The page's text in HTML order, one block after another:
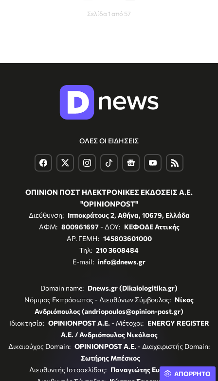
Σελίδα 1 από 57
ΟΛΕΣ ΟΙ ΕΙΔΗΣΕΙΣ
ΟΠΙΝΙΟΝ ΠΟΣΤ ΗΛΕΚΤΡΟΝΙΚΕΣ ΕΚΔΟΣΕΙΣ Α.Ε.
"OPINIONPOST"
Διεύθυνση: Ιπποκράτους 2, Αθήνα, 10679, Ελλάδα
ΑΦΜ: 800961697- ΔΟΥ: ΚΕΦΟΔΕ Αττικής
ΑΡ. ΓΕΜΗ: 145803601000
Τηλ: 210 3608484
E-mail: info@dnews.gr
Domain name: Dnews.gr (Dikaiologitika.gr)
Νόμιμος Εκπρόσωπος - Διευθύνων Σύμβουλος: Νίκος
Ανδριόπουλος (andriopoulos@opinion-post.gr)
Ιδιοκτησία: OPINIONPOST A.E. - Μέτοχοι: ENERGY REGISTER
Α.Ε. / Ανδριόπουλος Νικόλαος
Δικαιούχος Domain: OPINIONPOST A.E. - Διαχειριστής Domain:
Σωτήρης Μπέσκος
Διευθυντής Ιστοσελίδας: Παναγιώτης ΕυθυμιάδηςΑΠΟΡΡΗΤΟ